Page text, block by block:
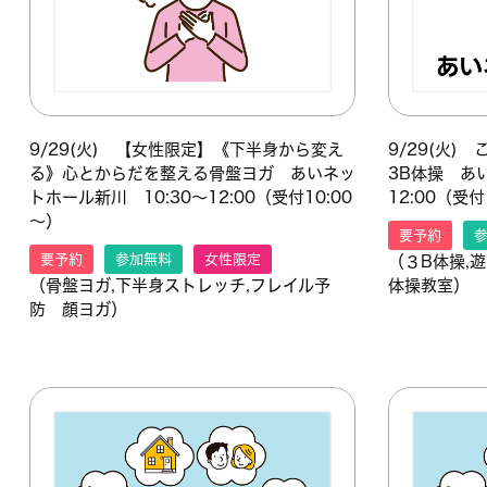
9/29(火) 【女性限定】《下半身から変え
る》心とからだを整える骨盤ヨガ あいネッ
トホール新川 10:30～12:00（受付10:00
～）
要予約 参加無料 女性限定
（骨盤ヨガ,下半身ストレッチ,フレイル予
防 顔ヨガ）
9/29(火) こ
3B体操 あ
12:00（受
要予約
（３B体操,
体操教室）